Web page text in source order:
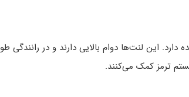
دارد. این لنت‌ها دوام بالایی دارند و در رانندگی
ترمز کمک می‌کنند.